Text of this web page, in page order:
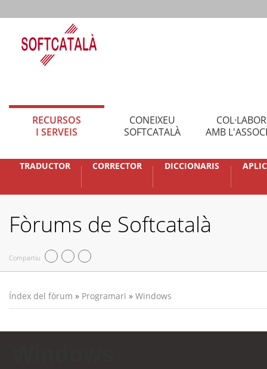
RECURSOS
I SERVEIS
CONEIXEU
SOFTCATALÀ
AMB
TRADUCTOR CORRECTOR DICCIONARIS
Fòrums de Softcatalà
Compartiu
Índex del fòrum » Programari » Windows